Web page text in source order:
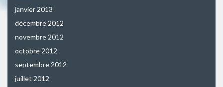
janvier 2013
décembre 2012
novembre 2012
octobre 2012
septembre 2012
juillet 2012